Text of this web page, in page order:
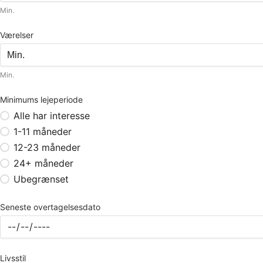
Min.
Værelser
Min.
Minimums lejeperiode
Alle har interesse
1-11 måneder
12-23 måneder
24+ måneder
Ubegrænset
Seneste overtagelsesdato
Livsstil